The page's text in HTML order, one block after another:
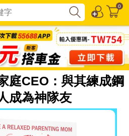
0
庭CEO：與其練成鋼
成為神隊友